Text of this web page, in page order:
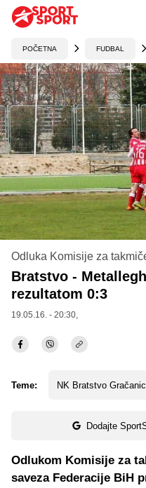
POČETNA FUDBAL
Odluka Komisije za
Bratstvo -
rezultatom 0:3
19.05.16. - 20:30,
Teme: NK Bratstvo
Dodajte
Odlukom Komisije za
saveza Federacije BiH